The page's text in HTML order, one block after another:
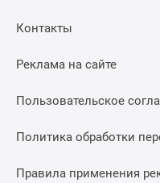
Контакты
Реклама на сайте
Пользовательское
Политика обработки
Правила применения